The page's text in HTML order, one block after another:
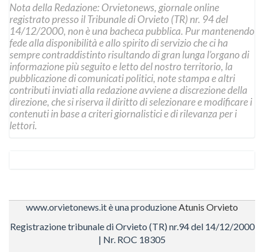
Nota della Redazione: Orvietonews, giornale online
registrato presso il Tribunale di Orvieto (TR) nr. 94 del
14/12/2000, non è una bacheca pubblica. Pur mantenendo
fede alla disponibilità e allo spirito di servizio che ci ha
sempre contraddistinto risultando di gran lunga l’organo di
informazione più seguito e letto del nostro territorio, la
pubblicazione di comunicati politici, note stampa e altri
contributi inviati alla redazione avviene a discrezione della
direzione, che si riserva il diritto di selezionare e modificare i
contenuti in base a criteri giornalistici e di rilevanza per i
lettori.
www.orvietonews.it è una produzioneAtunis Orvieto
Registrazione tribunale di Orvieto (TR) nr.94 del 14/12/2000
| Nr. ROC 18305